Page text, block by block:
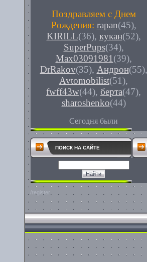
Поздравляем с Днем
Рождения: rapan(45),
KIRILL(36), кукан(52),
SuperPups(34),
Max03091981 (39),
DrRakov(35), Андрон(55),
Avtomobilist(51),
fwff43w(44), берта(47),
sharoshenko(44)
Сегодня были
ПОИСК НА САЙТЕ
/register